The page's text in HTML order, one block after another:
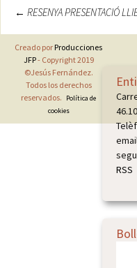
FOSCOR”
Navegación
de
entradas
← RESENYA PRESENTACIÓ
RSS
Creado por Producciones
JFP- Copyright 2019
©Jesús Fernández.
Todos los derechos
reservados.
Política de
cookies